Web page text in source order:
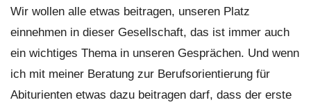
Wir wollen alle etwas beitragen, unseren Platz
einnehmen in dieser Gesellschaft, das ist immer auch
ein wichtiges Thema in unseren Gesprächen. Und wenn
ich mit meiner Beratung zur Berufsorientierung für
Abiturienten etwas dazu beitragen darf, dass der erste